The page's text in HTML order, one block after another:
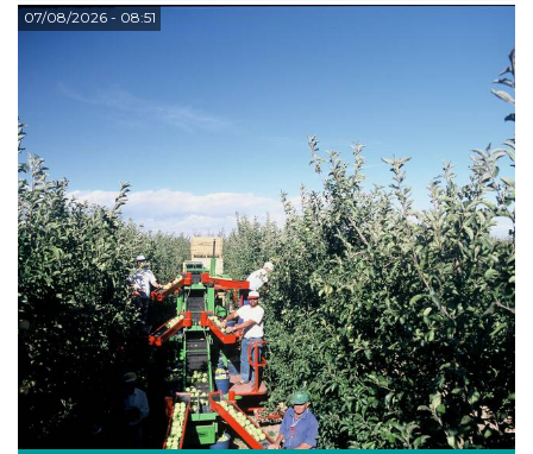
07/08/2026- 08:51